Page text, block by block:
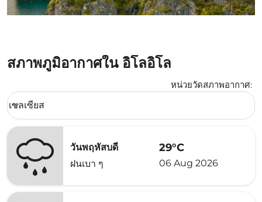
สภาพภูมิอากาศใน อิโลอิโล
หน่วยวัดสภาพอากาศ:
Weather unit option เซลเซียส Selected
เซลเซียส
keyboard_arrow_down
วันพฤหัสบดี
ฝนเบา ๆ
29°C
06 Aug 2026